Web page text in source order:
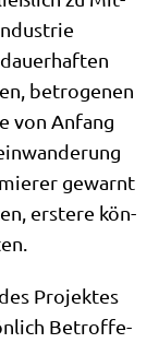
betro­ge­nen
von Anfang
gewarnt
erste­re kön­
Pro­jek­tes
Betrof­fe­